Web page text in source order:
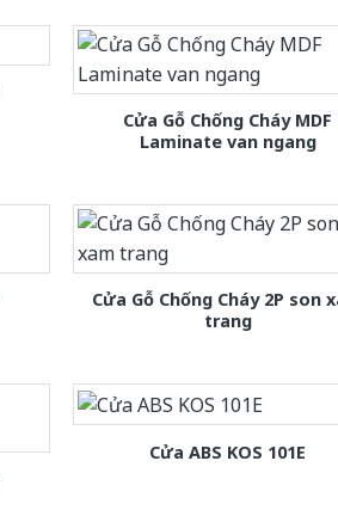
Cửa Gỗ Chống Cháy MDF
Laminate van ngang
Cửa Gỗ Chống Cháy 2P son
trang
Cửa ABS KOS 101E